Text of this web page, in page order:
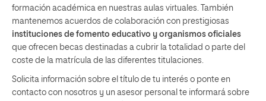
formación académica en nuestras aulas virtuales. También
mantenemos acuerdos de colaboración con prestigiosas
instituciones de fomento educativo y organismos oficiales
que ofrecen becas destinadas a cubrir la totalidad o parte del
coste de la matrícula de las diferentes titulaciones.
Solicita información sobre el título de tu interés o ponte en
contacto con nosotros y un asesor personal te informará sobre